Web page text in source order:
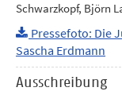
Schwarzkopf, Björn
Pressefoto: Die
Sascha Erdmann
Ausschreibung